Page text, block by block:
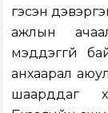
гэсэн
ажлын
мэддэггүй
анхаарал
шаарддаг